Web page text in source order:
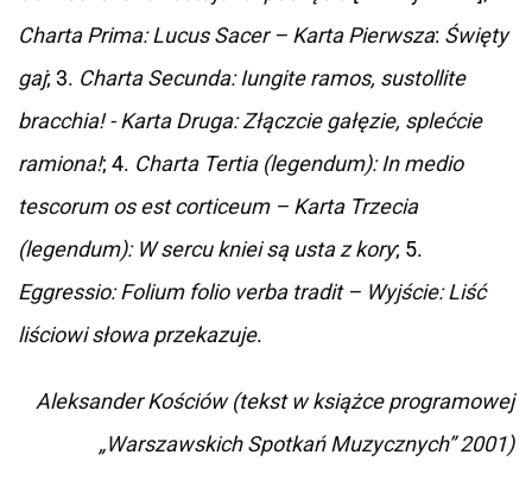
Charta Prima: Lucus Sacer – Karta Pierwsza: Święty
gaj; 3. Charta Secunda: Iungite ramos, sustollite
bracchia! - Karta Druga: Złączcie gałęzie, splećcie
ramiona!; 4. Charta Tertia (legendum): In medio
tescorum os est corticeum – Karta Trzecia
(legendum): W sercu kniei są usta z kory; 5.
Eggressio: Folium folio verba tradit – Wyjście: Liść
liściowi słowa przekazuje.
Aleksander Kościów(tekst w książce programowej
„Warszawskich Spotkań Muzycznych”2001)